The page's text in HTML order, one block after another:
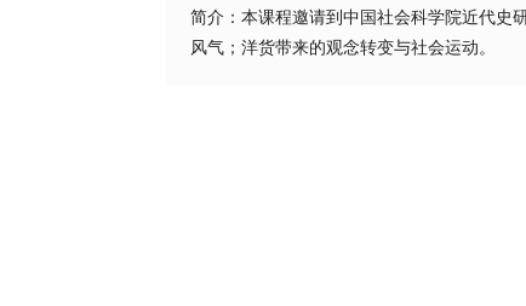
简介： 本课程邀请到中国社会科学院近代史
风气；洋货带来的观念转变与社会运动。